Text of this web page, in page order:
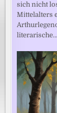
sich nicht
Mittelalters